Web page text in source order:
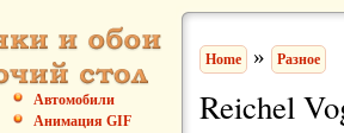
Автомобили
Анимация GIF
Home » Разное
Reichel